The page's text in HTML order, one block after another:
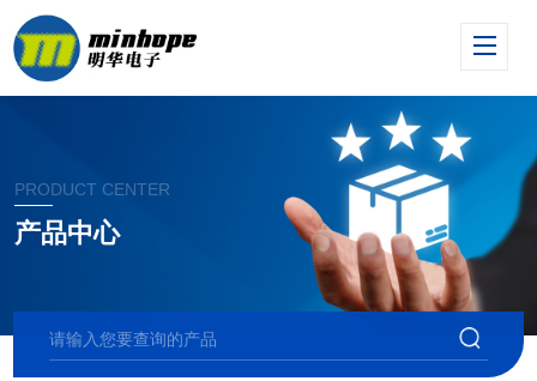
PRODUCT CENTER
产品中心